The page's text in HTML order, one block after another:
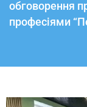
обговорення
професіями